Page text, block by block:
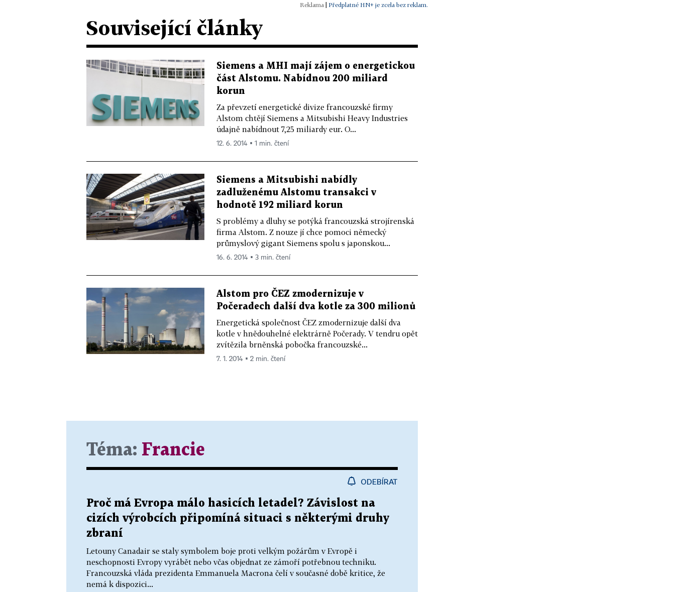
| Předplatné HN+ je zcela bez reklam.
Související články
Siemens a MHI mají zájem o energetickou
část Alstomu. Nabídnou 200 miliard
korun
Za převzetí energetické divize francouzské firmy
Alstom chtějí Siemens a Mitsubishi Heavy Industries
údajně nabídnout 7,25 miliardy eur. O...
12. 6. 2014 ▪ 1 min. čtení
Siemens a Mitsubishi nabídly
zadluženému Alstomu transakci v
hodnotě 192 miliard korun
S problémy a dluhy se potýká francouzská strojírenská
firma Alstom. Z nouze jí chce pomoci německý
průmyslový gigant Siemens spolu s japonskou...
16. 6. 2014 ▪ 3 min. čtení
Alstom pro ČEZ zmodernizuje v
Počeradech další dva kotle za 300 milionů
Energetická společnost ČEZ zmodernizuje další dva
kotle v hnědouhelné elektrárně Počerady. V tendru opět
zvítězila brněnská pobočka francouzské...
7. 1. 2014 ▪ 2 min. čtení
Téma: Francie
ODEBÍRAT
Proč má Evropa málo hasicích letadel? Závislost na
cizích výrobcích připomíná situaci s některými druhy
zbraní
Letouny Canadair se staly symbolem boje proti velkým požárům v Evropě i
neschopnosti Evropy vyrábět nebo včas objednat ze zámoří potřebnou techniku.
Francouzská vláda prezidenta Emmanuela Macrona čelí v současné době kritice, že
nemá k dispozici...